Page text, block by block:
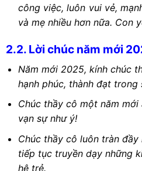
công việc, luôn vui vẻ,
và mẹ nhiều hơn nữa. Con
2.2. Lời chúc năm mới
Năm mới 2025, kính chúc
hạnh phúc, thành đạt
Chúc thầy cô một năm mới
vạn sự như ý!
Chúc thầy cô luôn tràn
tiếp tục truyền dạy những
hệ trẻ.